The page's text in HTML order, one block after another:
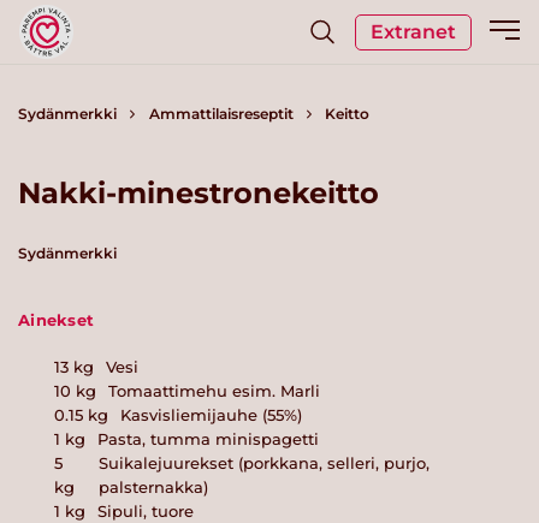
Extranet
Sydänmerkki Ammattilaisreseptit Keitto
Nakki-minestronekeitto
Sydänmerkki
Ainekset
13 kg
Vesi
10 kg
Tomaattimehu esim. Marli
0.15 kg
Kasvisliemijauhe (55%)
1 kg
Pasta, tumma minispagetti
5
kg
Suikalejuurekset (porkkana, selleri, purjo,
palsternakka)
1 kg
Sipuli, tuore